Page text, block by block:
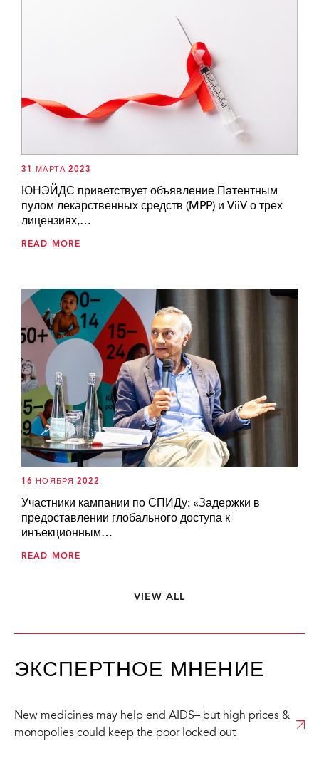
31 МАРТА 2023
ЮНЭЙДС приветствует объявление Патентным
пулом лекарственных средств (MPP) и ViiV о трех
лицензиях,…
READ MORE
16 НОЯБРЯ 2022
Участники кампании по СПИДу: «Задержки в
предоставлении глобального доступа к
инъекционным…
READ MORE
VIEW ALL
ЭКСПЕРТНОЕ МНЕНИЕ
New medicines may help end AIDS– but high prices &
monopolies could keep the poor locked out